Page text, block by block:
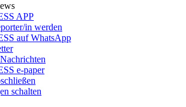
APP
in werden
auf WhatsApp
e-paper
schalten